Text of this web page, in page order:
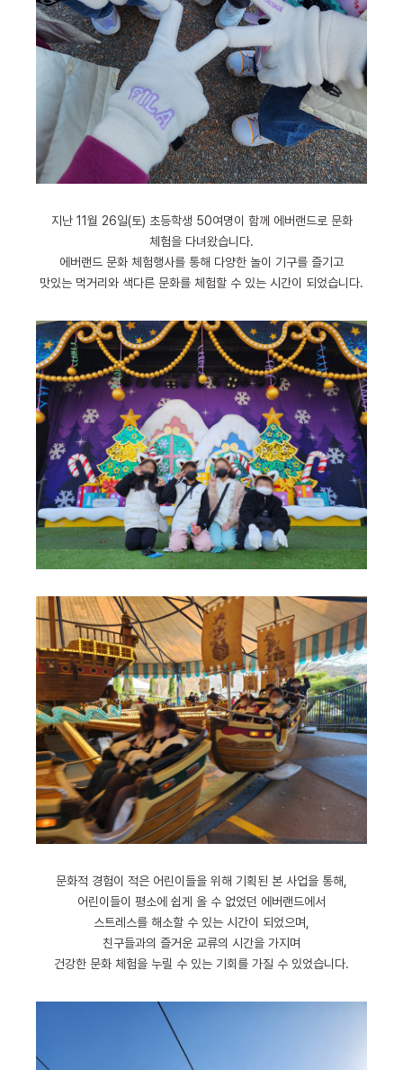
지난 11월 26일(토) 초등학생 50여명이 함께 에버랜드로 문화
체험을 다녀왔습니다.
에버랜드 문화 체험행사를 통해 다양한 놀이 기구를 즐기고
맛있는 먹거리와 색다른 문화를 체험할 수 있는 시간이 되었습니다.
문화적 경험이 적은 어린이들을 위해 기획된 본 사업을 통해,
어린이들이 평소에 쉽게 올 수 없었던 에버랜드에서
스트레스를 해소할 수 있는 시간이 되었으며,
친구들과의 즐거운 교류의 시간을 가지며
건강한 문화 체험을 누릴 수 있는 기회를 가질 수 있었습니다.